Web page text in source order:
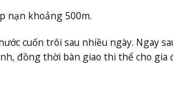
nạn khoảng 500m.
cuốn trôi sau nhiều ngày. Ngay
đồng thời bàn giao thi thể cho gia